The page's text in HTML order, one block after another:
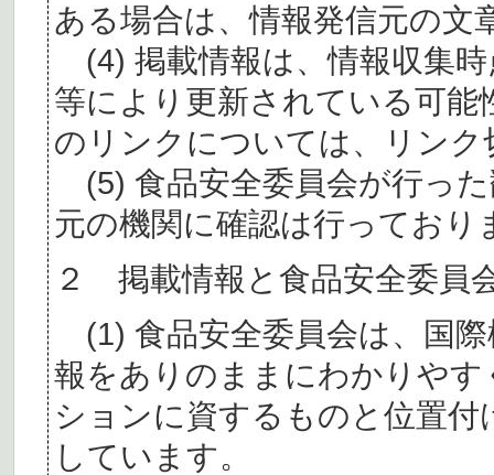
ある場合は、情報発信元の文
(4) 掲載情報は、情報収集
等により更新されている可
のリンクについては、リン
(5) 食品安全委員会が行っ
元の機関に確認は行っており
２ 掲載情報と食品安全委員
(1) 食品安全委員会は、国
報をありのままにわかりや
ションに資するものと位置
しています。